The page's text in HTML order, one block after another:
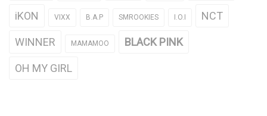
iKON VIXX B.A.P SMROOKIES I.O.I NCT
WINNER MAMAMOO BLACK PINK
OH MY GIRL